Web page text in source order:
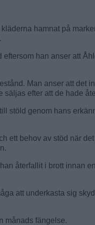
hamnat på
han anser att
Man anser att det
säljas efter att de hade
stöld genom hans
ett behov av stöd när
återfallit i brott innan
att underkasta sig
månads fängelse.